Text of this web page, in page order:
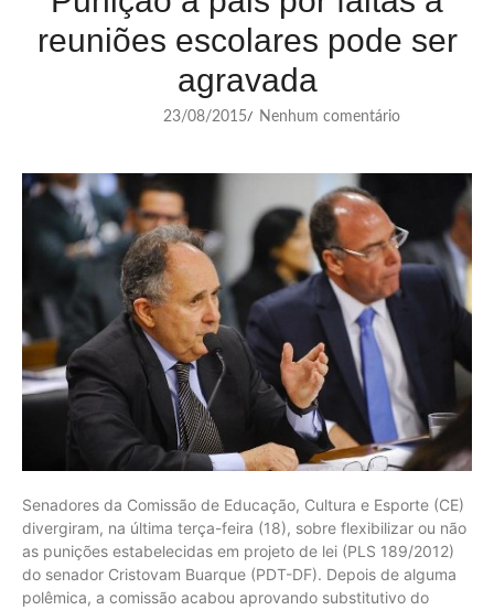
reuniões escolares pode ser
agravada
23/08/2015/ Nenhum comentário
Senadores da Comissão de Educação, Cultura e Esporte (CE)
divergiram, na última terça-feira (18), sobre flexibilizar ou não
as punições estabelecidas em projeto de lei (PLS 189/2012)
do senador Cristovam Buarque (PDT-DF). Depois de alguma
polêmica, a comissão acabou aprovando substitutivo do